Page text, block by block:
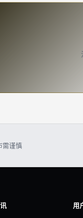
需谨慎
用